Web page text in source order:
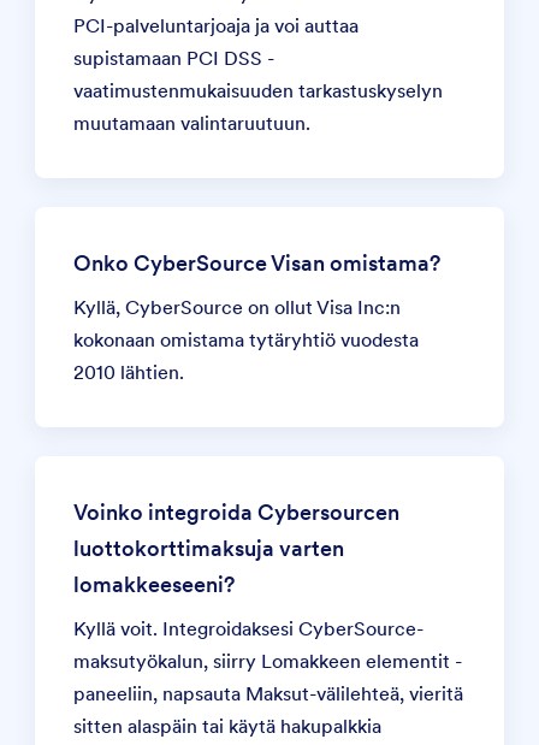
PCI-palveluntarjoaja ja voi auttaa
supistamaan PCI DSS -
vaatimustenmukaisuuden tarkastuskyselyn
muutamaan valintaruutuun.
Onko CyberSource Visan omistama?
Kyllä, CyberSource on ollut Visa Inc:n
kokonaan omistama tytäryhtiö vuodesta
2010 lähtien.
Voinko integroida Cybersourcen
luottokorttimaksuja varten
lomakkeeseeni?
Kyllä voit. Integroidaksesi CyberSource-
maksutyökalun, siirry Lomakkeen elementit -
paneeliin, napsauta Maksut-välilehteä, vieritä
sitten alaspäin tai käytä hakupalkkia